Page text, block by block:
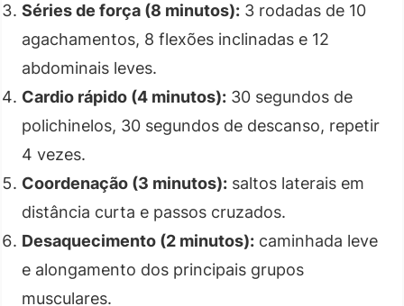
Séries de força (8 minutos): 3 rodadas de 10
agachamentos, 8 flexões inclinadas e 12
abdominais leves.
Cardio rápido (4 minutos): 30 segundos de
polichinelos, 30 segundos de descanso, repetir
4 vezes.
Coordenação (3 minutos): saltos laterais em
distância curta e passos cruzados.
Desaquecimento (2 minutos): caminhada leve
e alongamento dos principais grupos
musculares.